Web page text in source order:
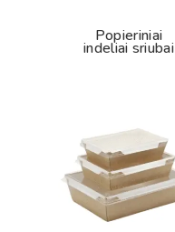
Popieriniai
indeliai sriubai